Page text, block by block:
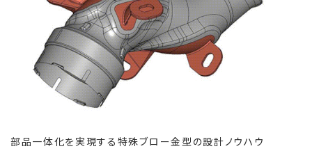
部品一体化を実現する特殊ブロー金型の設計ノウハウ